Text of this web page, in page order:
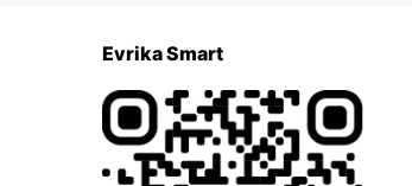
Evrika Smart